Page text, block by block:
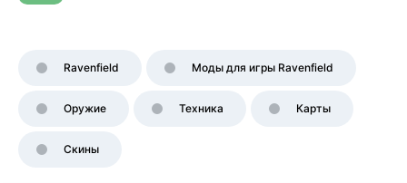
Ravenfield Моды для игры Ravenfield
Оружие Техника Карты
Скины